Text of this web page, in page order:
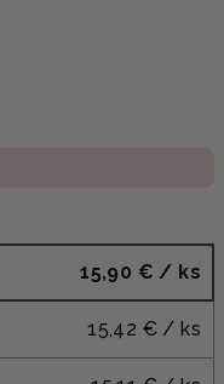
15,90 € / ks
15,42 € / ks